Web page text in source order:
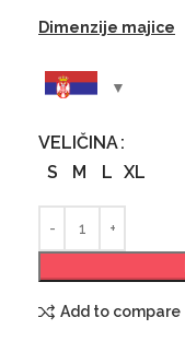
Dimenzije majice
VELIČINA
S
M L XL
Add to compare